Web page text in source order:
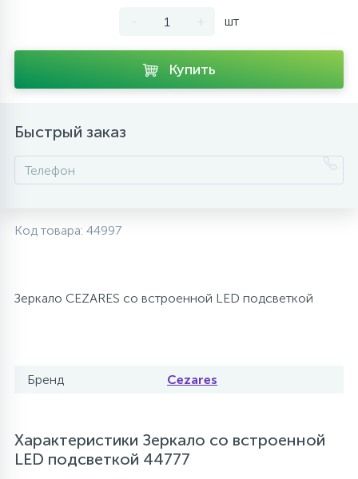
Напольные смесители
- + шт
Купить
Быстрый заказ
Код товара: 44997
Зеркало CEZARES со встроенной LED подсветкой
Бренд Cezares
Характеристики Зеркало со встроенной
LED подсветкой 44777